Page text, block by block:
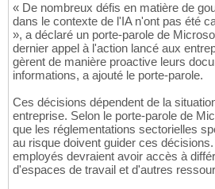
« De nombreux défis en matière de
dans le contexte de l'IA n'ont pas été
», a déclaré un porte-parole de
dernier appel à l'action lancé aux
gèrent de manière proactive leurs
informations, a ajouté le porte-parole.
Ces décisions dépendent de la
entreprise. Selon le porte-parole de
que les réglementations sectorielles
au risque doivent guider ces
employés devraient avoir accès à
d'espaces de travail et d'autres